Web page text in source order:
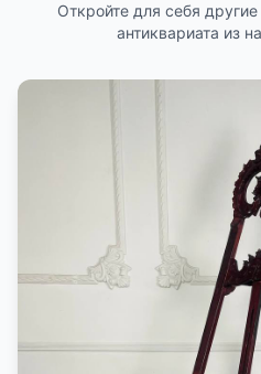
Откройте для себя
антиквариата из